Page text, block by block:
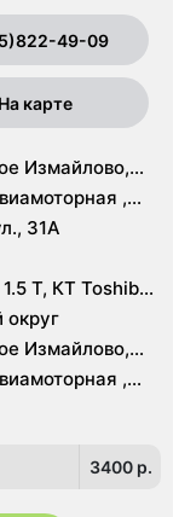
49-09
карте
Измайлово,
Новокосино,
,
Перово,
31А
Т, КТ Toshiba
округ
Измайлово,
Новокосино,
,
Перово,
3400 p.